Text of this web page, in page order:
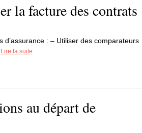
la facture des contrats
: – Utiliser des comparateurs
Lire la suite
au départ de